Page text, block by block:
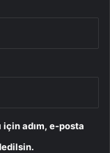
için adım, e-posta